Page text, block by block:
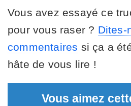
Vous avez essayé ce
pour vous raser ? Dites-
commentaires si ça a
hâte de vous lire !
Vous aimez